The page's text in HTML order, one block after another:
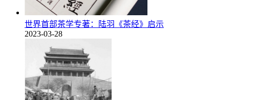
世界首部茶学专著：陆羽《茶经》启示
2023-03-28